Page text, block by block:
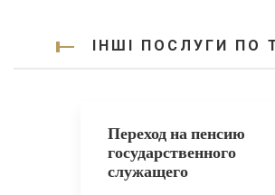
ІНШІ ПОСЛУГИ ПО
Переход на пенсию
государственного
служащего